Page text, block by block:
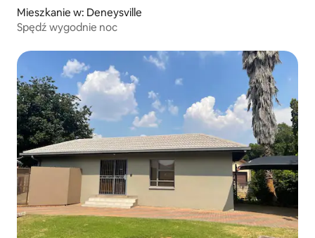
Mieszkanie w: Deneysville
Spędź wygodnie noc